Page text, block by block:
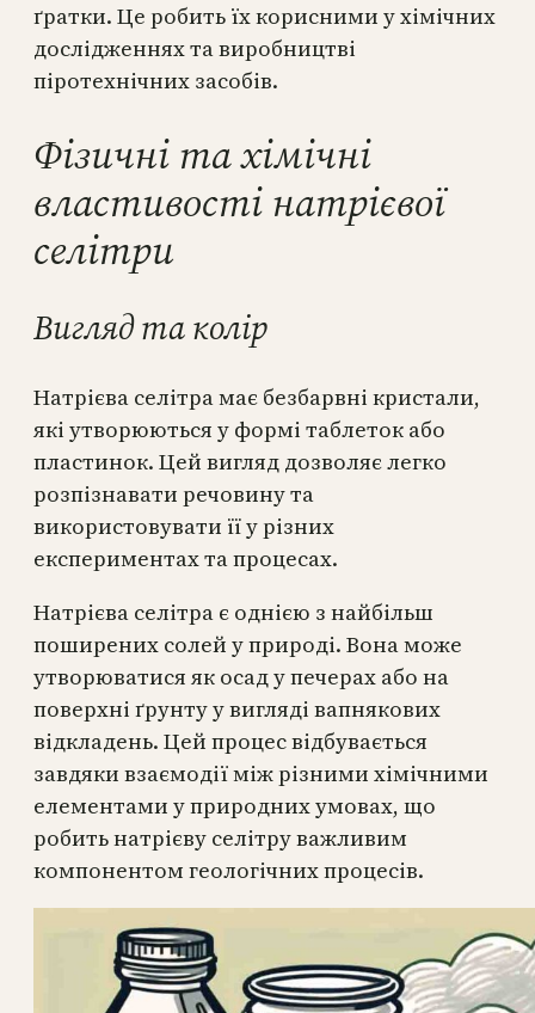
ґратки. Це робить їх корисними у хімічних
дослідженнях та виробництві
піротехнічних засобів.
Фізичні та хімічні
властивості натрієвої
селітри
Вигляд та колір
Натрієва селітра має безбарвні кристали,
які утворюються у формі таблеток або
пластинок. Цей вигляд дозволяє легко
розпізнавати речовину та
використовувати її у різних
експериментах та процесах.
Натрієва селітра є однією з найбільш
поширених солей у природі. Вона може
утворюватися як осад у печерах або на
поверхні ґрунту у вигляді вапнякових
відкладень. Цей процес відбувається
завдяки взаємодії між різними хімічними
елементами у природних умовах, що
робить натрієву селітру важливим
компонентом геологічних процесів.